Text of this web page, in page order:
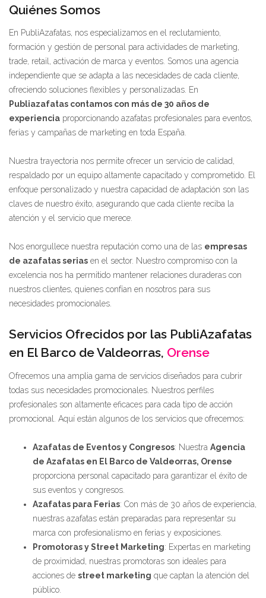
Quiénes Somos
En PubliAzafatas, nos especializamos en el reclutamiento,
formación y gestión de personal para actividades de marketing,
trade, retail, activación de marca y eventos. Somos una agencia
independiente que se adapta a las necesidades de cada cliente,
ofreciendo soluciones flexibles y personalizadas. En
Publiazafatas contamos con más de 30 años de
experiencia proporcionando azafatas profesionales para eventos,
ferias y campañas de marketing en toda España.
Nuestra trayectoria nos permite ofrecer un servicio de calidad,
respaldado por un equipo altamente capacitado y comprometido. El
enfoque personalizado y nuestra capacidad de adaptación son las
claves de nuestro éxito, asegurando que cada cliente reciba la
atención y el servicio que merece.
Nos enorgullece nuestra reputación como una de las empresas
de azafatas serias en el sector. Nuestro compromiso con la
excelencia nos ha permitido mantener relaciones duraderas con
nuestros clientes, quienes confían en nosotros para sus
necesidades promocionales.
Servicios Ofrecidos por las PubliAzafatas
en El Barco de Valdeorras, Orense
Ofrecemos una amplia gama de servicios diseñados para cubrir
todas sus necesidades promocionales. Nuestros perfiles
profesionales son altamente eficaces para cada tipo de acción
promocional. Aquí están algunos de los servicios que ofrecemos:
Azafatas de Eventos y Congresos: Nuestra Agencia
de Azafatas en El Barco de Valdeorras, Orense
proporciona personal capacitado para garantizar el éxito de
sus eventos y congresos.
Azafatas para Ferias: Con más de 30 años de experiencia,
nuestras azafatas están preparadas para representar su
marca con profesionalismo en ferias y exposiciones.
Promotoras y Street Marketing: Expertas en marketing
de proximidad, nuestras promotoras son ideales para
acciones de street marketing que captan la atención del
público.